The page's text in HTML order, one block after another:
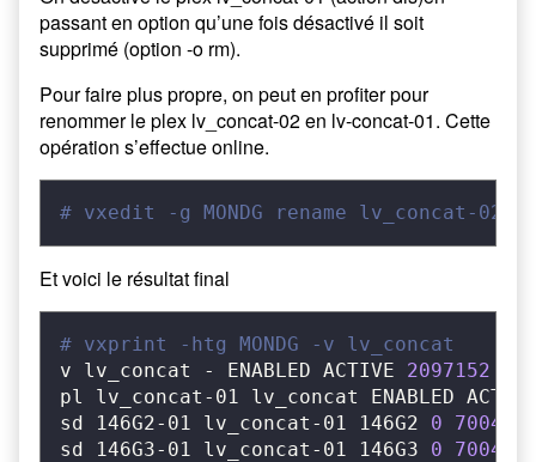
passant en option qu’une fois désactivé il soit
supprimé (option -o rm).
Pour faire plus propre, on peut en profiter pour
renommer le plex lv_concat-02 en lv-concat-01. Cette
opération s’effectue online.
# vxedit -g MONDG rename lv_concat-02
Et voici le résultat final
# vxprint -htg MONDG -v lv_concat
v lv_concat - ENABLED ACTIVE 2097152
pl lv_concat-01 lv_concat ENABLED
sd 146G2-01 lv_concat-01 146G2 0
700416
sd 146G3-01 lv_concat-01 146G3 0
700416